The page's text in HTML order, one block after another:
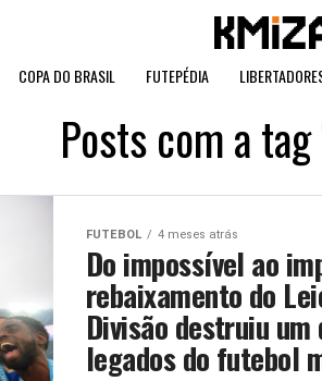
COPA DO BRASIL FUTEPÉDIA
Posts com a
FUTEBOL 4 meses atrás
Do impossível ao
rebaixamento do
Divisão destruiu
legados do futebol